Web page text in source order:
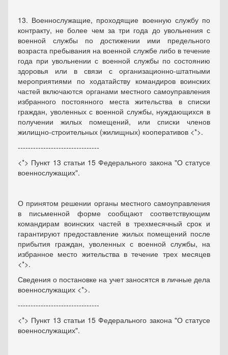
13. Военнослужащие, проходящие военную службу по
контракту, не более чем за три года до увольнения с
военной службы по достижении ими предельного
возраста пребывания на военной службе либо в течение
года при увольнении с военной службы по состоянию
здоровья или в связи с организационно-штатными
мероприятиями по ходатайству командиров воинских
частей включаются органами местного самоуправления
избранного постоянного места жительства в списки
граждан, уволенных с военной службы, нуждающихся в
получении жилых помещений, или списки членов
жилищно-строительных (жилищных) кооперативов <*>.
--------------------------------
<*> Пункт 13 статьи 15 Федерального закона "О статусе
военнослужащих".
О принятом решении органы местного самоуправления
в письменной форме сообщают соответствующим
командирам воинских частей в трехмесячный срок и
гарантируют предоставление жилых помещений после
прибытия граждан, уволенных с военной службы, на
избранное место жительства в течение трех месяцев
<*>.
Сведения о постановке на учет заносятся в личные дела
военнослужащих <*>.
--------------------------------
<*> Пункт 13 статьи 15 Федерального закона "О статусе
военнослужащих".